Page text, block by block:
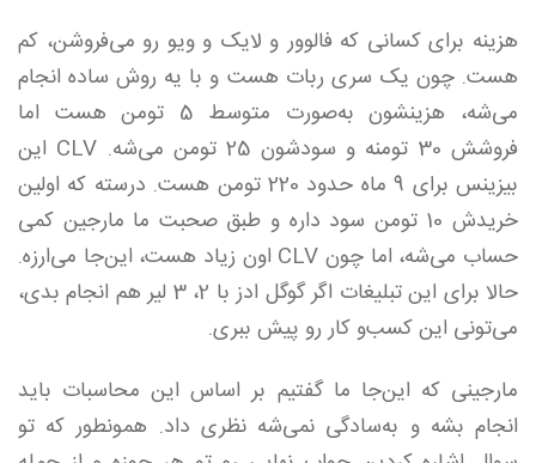
هزینه‌ برای کسانی که فالوور و لایک و ویو رو می‌فروشن، کم
هست. چون یک سری ربات هست و با یه روش ساده انجام
می‌شه، هزینشون به‌صورت متوسط 5 تومن هست اما
فروشش 30 تومنه و سودشون 25 تومن می‌شه. CLV این
بیزینس برای 9 ماه حدود 220 تومن هست. درسته که اولین
خریدش 10 تومن سود داره و طبق صحبت ما مارجین کمی
حساب می‌شه، اما چون CLV اون زیاد هست، این‌جا می‌ارزه.
حالا برای این تبلیغات اگر گوگل ادز با 2، 3 لیر هم انجام بدی،
می‌تونی این کسب‌و کار رو پیش ببری.
مارجینی که این‌جا ما گفتیم بر اساس این محاسبات باید
انجام بشه و به‌سادگی نمی‌شه نظری داد. همونطور که تو